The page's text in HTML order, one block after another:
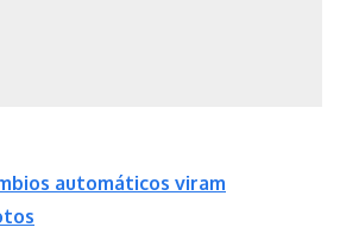
automáticos viram